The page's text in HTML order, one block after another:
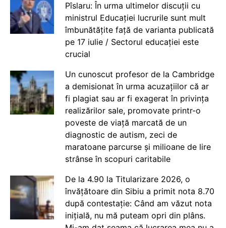
Pîslaru: În urma ultimelor discuții cu
ministrul Educației lucrurile sunt mult
îmbunătățite față de varianta publicată
pe 17 iulie / Sectorul educației este
crucial
Un cunoscut profesor de la Cambridge
a demisionat în urma acuzațiilor că ar
fi plagiat sau ar fi exagerat în privința
realizărilor sale, promovate printr-o
poveste de viață marcată de un
diagnostic de autism, zeci de
maratoane parcurse și milioane de lire
strânse în scopuri caritabile
De la 4.90 la Titularizare 2026, o
învățătoare din Sibiu a primit nota 8.70
după contestație: Când am văzut nota
inițială, nu mă puteam opri din plâns.